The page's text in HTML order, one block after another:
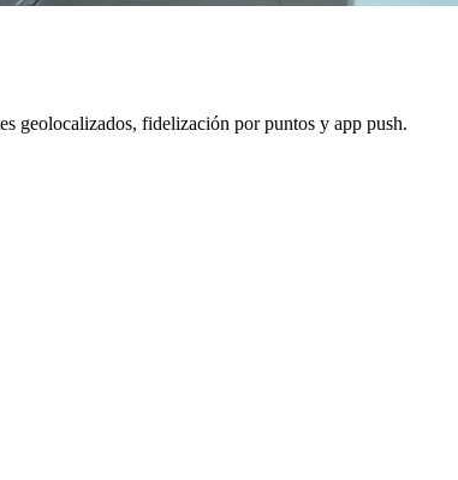
geolocalizados, fidelización por puntos y app push.